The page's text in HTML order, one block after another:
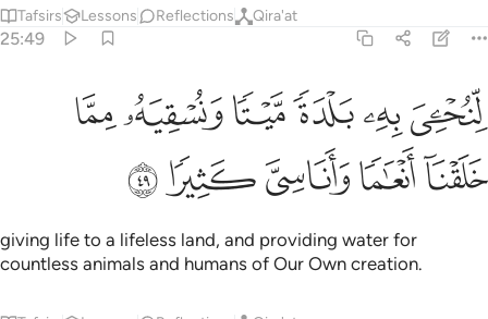
Tafsirs Lessons Reflections Qira'at
25:49
لنحيي به بلدة ميتا ونسقيه مما خلقنا انعاما واناسي كثيرا ٤٩
لِّنُحْـِۧىَ بِهِۦ بَلْدَةًۭ مَّيْتًۭا وَنُسْقِيَهُۥ مِمَّا خَلَقْنَآ أَنْعَـٰمًۭا وَأَنَاسِىَّ
ﲄﲅﲆﲇﲈﲉ
ﲊﲋﲌﲍﲎ
giving life to a lifeless land, and providing water for
countless animals and humans of Our Own creation.